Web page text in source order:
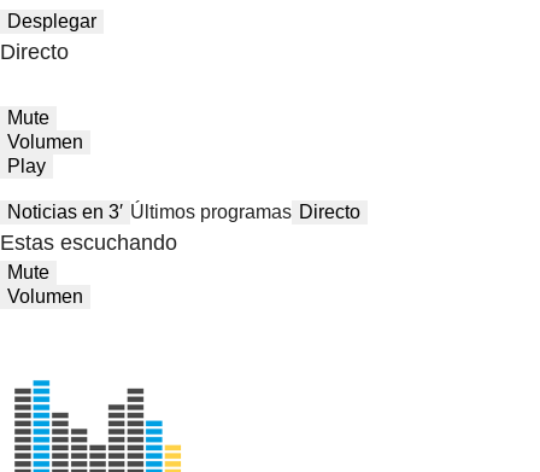
Desplegar
Directo
Mute
Volumen
Play
Noticias en 3′ Últimos programas Directo
Estas escuchando
Mute
Volumen